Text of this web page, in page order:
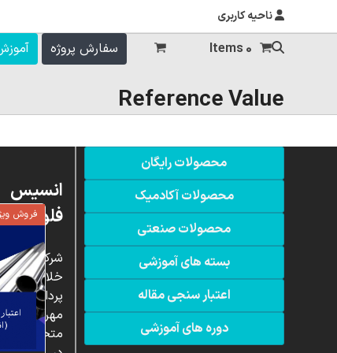
ناحیه کاربری
سفارش پروژه 0 Items
Reference Value
فروش
محصولات رایگان
محصولات آکادمیک
محصولات صنعتی
بسته های آموزشی
اعتبار سنجی مقاله
دوره های آموزشی
انسیس
فلوئنت
شرکت
خلاق
پردازشگران
مهر،
متخصص